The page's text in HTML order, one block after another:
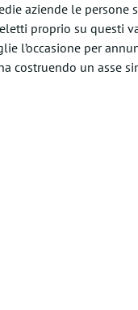
aziende le persone
proprio su questi
l’occasione per
costruendo un asse